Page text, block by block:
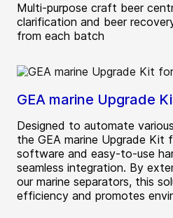
Multi-purpose craft beer
clarification and beer
from each batch
GEA marine Upgrade
Designed to automate
the GEA marine Upgrade Kit
software and easy-to-use
seamless integration. By
our marine separators, this
efficiency and promotes